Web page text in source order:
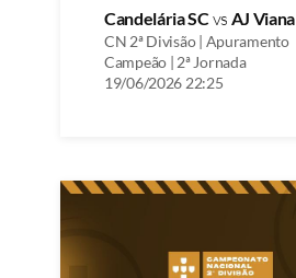
Candelária SCvs AJ Viana
CN 2ª Divisão | Apuramento
Campeão | 2ª Jornada
19/06/2026 22:25